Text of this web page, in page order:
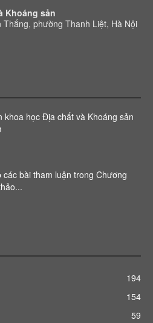
Khoáng sản
phường Thanh Liệt, Hà Nội
khoa học Địa chất và Khoáng sản
các bài tham luận trong Chương
194
154
59